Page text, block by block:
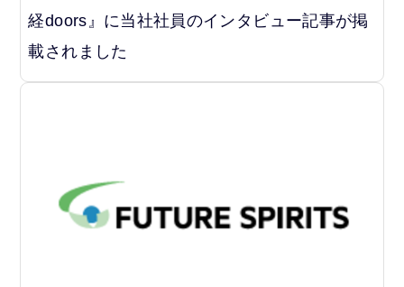
経doors』に当社社員のインタビュー記事が掲
載されました